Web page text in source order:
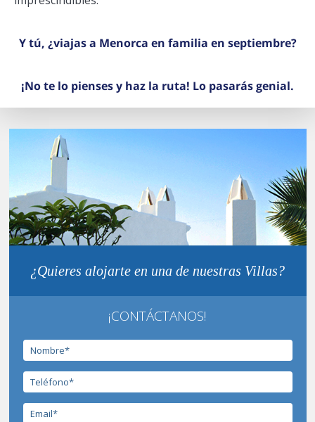
Y tú, ¿viajas a Menorca en familia en septiembre?
¡No te lo pienses y haz la ruta! Lo pasarás genial.
¿Quieres alojarte en una de nuestras Villas?
¡CONTÁCTANOS!